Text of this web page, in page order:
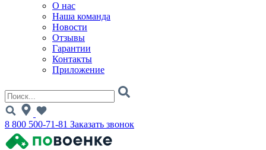
О нас
Наша команда
Новости
Отзывы
Гарантии
Контакты
Приложение
8 800 500-71-81 Заказать звонок